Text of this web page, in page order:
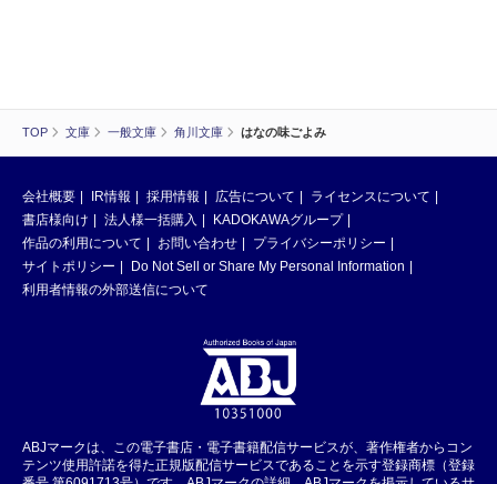
TOP 文庫 一般文庫 角川文庫 はなの味ごよみ
会社概要 IR情報 採用情報 広告について
ライセンスについて
書店様向け
法人様一括購入
KADOKAWAグループ
作品の利用について
お問い合わせ
プライバシーポリシー
サイトポリシー
Do Not Sell or Share My Personal Information
利用者情報の外部送信について
ABJマークは、この電子書店・電子書籍配信サービスが、著作権者からコン
テンツ使用許諾を得た正規版配信サービスであることを示す登録商標（登録